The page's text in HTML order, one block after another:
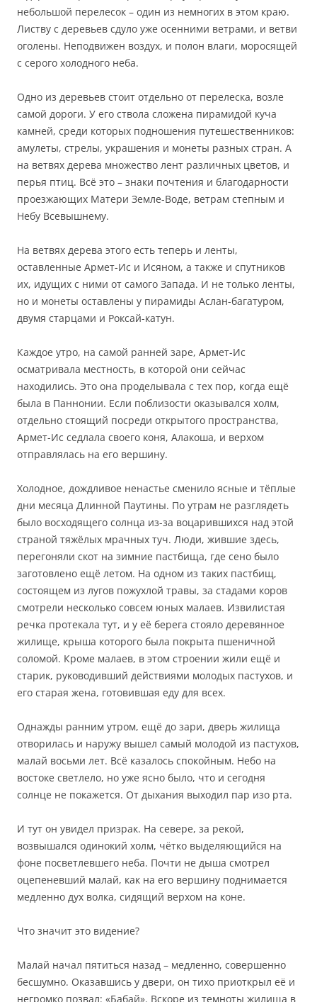
небольшой перелесок – один из немногих в этом краю.
Листву с деревьев сдуло уже осенними ветрами, и ветви
оголены. Неподвижен воздух, и полон влаги, моросящей
с серого холодного неба.
Одно из деревьев стоит отдельно от перелеска, возле
самой дороги. У его ствола сложена пирамидой куча
камней, среди которых подношения путешественников:
амулеты, стрелы, украшения и монеты разных стран. А
на ветвях дерева множество лент различных цветов, и
перья птиц. Всё это – знаки почтения и благодарности
проезжающих Матери Земле-Воде, ветрам степным и
Небу Всевышнему.
На ветвях дерева этого есть теперь и ленты,
оставленные Армет-Ис и Исяном, а также и спутников
их, идущих с ними от самого Запада. И не только ленты,
но и монеты оставлены у пирамиды Аслан-багатуром,
двумя старцами и Роксай-катун.
Каждое утро, на самой ранней заре, Армет-Ис
осматривала местность, в которой они сейчас
находились. Это она проделывала с тех пор, когда ещё
была в Паннонии. Если поблизости оказывался холм,
отдельно стоящий посреди открытого пространства,
Армет-Ис седлала своего коня, Алакоша, и верхом
отправлялась на его вершину.
Холодное, дождливое ненастье сменило ясные и тёплые
дни месяца Длинной Паутины. По утрам не разглядеть
было восходящего солнца из-за воцарившихся над этой
страной тяжёлых мрачных туч. Люди, жившие здесь,
перегоняли скот на зимние пастбища, где сено было
заготовлено ещё летом. На одном из таких пастбищ,
состоящем из лугов пожухлой травы, за стадами коров
смотрели несколько совсем юных малаев. Извилистая
речка протекала тут, и у её берега стояло деревянное
жилище, крыша которого была покрыта пшеничной
соломой. Кроме малаев, в этом строении жили ещё и
старик, руководивший действиями молодых пастухов, и
его старая жена, готовившая еду для всех.
Однажды ранним утром, ещё до зари, дверь жилища
отворилась и наружу вышел самый молодой из пастухов,
малай восьми лет. Всё казалось спокойным. Небо на
востоке светлело, но уже ясно было, что и сегодня
солнце не покажется. От дыхания выходил пар изо рта.
И тут он увидел призрак. На севере, за рекой,
возвышался одинокий холм, чётко выделяющийся на
фоне посветлевшего неба. Почти не дыша смотрел
оцепеневший малай, как на его вершину поднимается
медленно дух волка, сидящий верхом на коне.
Что значит это видение?
Малай начал пятиться назад – медленно, совершенно
бесшумно. Оказавшись у двери, он тихо приоткрыл её и
негромко позвал: «Бабай». Вскоре из темноты жилища в